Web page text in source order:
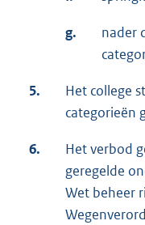
g.
nader
5.
Het college
categorieën
6.
Het verbod
geregelde
Wet beheer